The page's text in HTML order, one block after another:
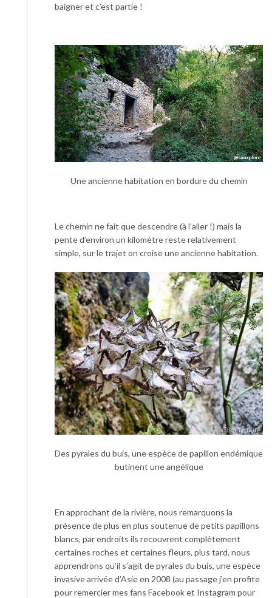
baigner et c’est partie !
Une ancienne habitation en bordure du chemin
Le chemin ne fait que descendre (à l’aller !) mais la
pente d’environ un kilomètre reste relativement
simple, sur le trajet on croise une ancienne habitation.
Des pyrales du buis, une espèce de papillon endémique
butinent une angélique
En approchant de la rivière, nous remarquons la
présence de plus en plus soutenue de petits papillons
blancs, par endroits ils recouvrent complètement
certaines roches et certaines fleurs, plus tard, nous
apprendrons qu’il s’agit de pyrales du buis, une espèce
invasive arrivée d’Asie en 2008 (au passage j’en profite
pour remercier mes fans Facebook et Instagram pour